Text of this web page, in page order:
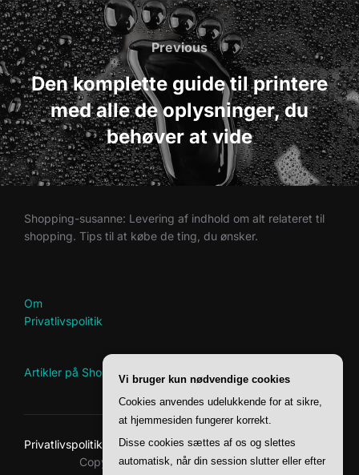
Indlægsnavigation
Previous
Previous
Den komplette guide til printere
med alle de oplysninger, du
behøver at vide
Shopping-susanne: Levering af indhold om alt relateret til
shopping. Tips til at købe de ting, du ønsker.
Om
Privatlivspolitik
Artikler på Shopping-Susanne
Privatlivspolitik
Copyright © 2026 Shopping-Susanne
Vi bruger kun nødvendige cookies
Cookies anvendes udelukkende for at sikre,
at hjemmesiden fungerer korrekt.
Disse cookies sættes af os og slettes
automatisk, når din session slutter eller efter